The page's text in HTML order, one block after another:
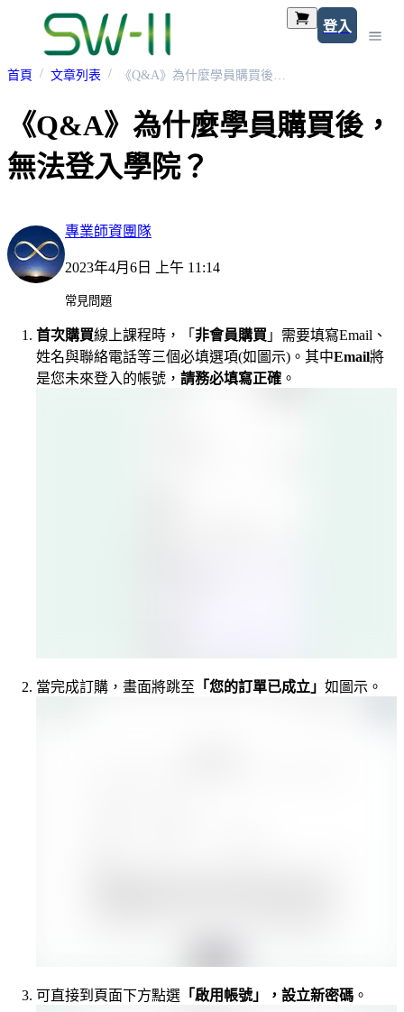
登入
首頁 文章列表 《Q&A》為什麼學員購買後，無法登入學院？
《Q&A》為什麼學員購買後，
無法登入學院？
專業師資團隊
2023年4月6日 上午 11:14
常見問題
首次購買線上課程時，「 非會員購買 」需要填寫Email、
姓名與聯絡電話等三個必填選項(如圖示)。其中Email將
是您未來登入的帳號， 請務必填寫正確 。
當完成訂購，畫面將跳至 「您的訂單已成立」 如圖示。
可直接到頁面下方點選 「啟用帳號」，設立新密碼 。